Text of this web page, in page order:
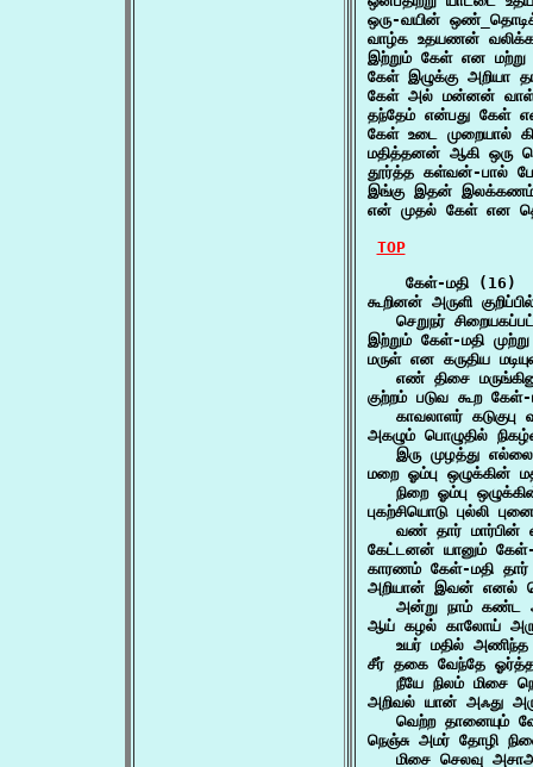
ஒரு-வயின்
வாழ்க உதயணன்
இற்றும் கேள் என
கேள் இழுக்கு அறியா
கேள் அல் மன்னன் வாள்
தந்தேம் என்பது கேள்
கேள் உடை முறையால்
மதித்தனன் ஆகி ஒரு
தூர்த்த கள்வன்-பால்
இங்கு இதன்
என் முதல் கேள் என
TOP
    கேள்-மதி (16)
கூறினன் அருளி
செறுநர்
இற்றும் கேள்-மதி
மருள் என கருதிய
எண் திசை
குற்றம் படுவ கூற கேள்-
காவலாளர் கடுகுபு
அகழும் பொழுதில்
இரு முழத்து
மறை ஓம்பு ஒழுக்கின்
நிறை ஓம்பு
புகற்சியொடு புல்லி
வண் தார் மார்பின்
கேட்டனன் யானும்
காரணம் கேள்-மதி
அறியான் இவன் எனல்
அன்று நாம் கண்ட
ஆய் கழல் காலோய்
உயர் மதில்
சீர் தகை வேந்தே
நீயே நிலம் மிசை
அறிவல் யான் அஃது
வெற்ற தானையும்
நெஞ்சு அமர் தோழி
மிசை செலவு